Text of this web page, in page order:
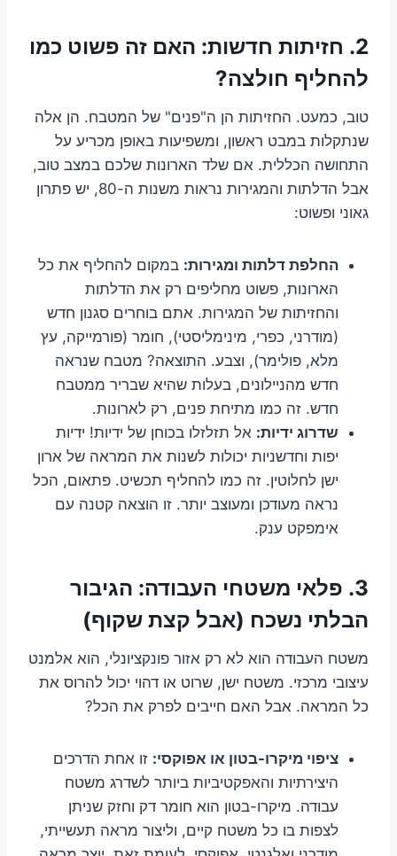
2. חזיתות חדשות: האם זה פשוט כמו
להחליף חולצה?
טוב, כמעט. החזיתות הן ה"פנים" של המטבח. הן אלה
שנתקלות במבט ראשון, ומשפיעות באופן מכריע על
התחושה הכללית. אם שלד הארונות שלכם במצב טוב,
אבל הדלתות והמגירות נראות משנות ה-80, יש פתרון
גאוני ופשוט:
החלפת דלתות ומגירות: במקום להחליף את כל
הארונות, פשוט מחליפים רק את הדלתות
והחזיתות של המגירות. אתם בוחרים סגנון חדש
(מודרני, כפרי, מינימליסטי), חומר (פורמייקה, עץ
מלא, פולימר), וצבע. התוצאה? מטבח שנראה
חדש מהניילונים, בעלות שהיא שבריר ממטבח
חדש. זה כמו מתיחת פנים, רק לארונות.
שדרוג ידיות: אל תזלזלו בכוחן של ידיות! ידיות
יפות וחדשניות יכולות לשנות את המראה של ארון
ישן לחלוטין. זה כמו להחליף תכשיט. פתאום, הכל
נראה מעודכן ומעוצב יותר. זו הוצאה קטנה עם
אימפקט ענק.
3. פלאי משטחי העבודה: הגיבור
הבלתי נשכח (אבל קצת שקוף)
משטח העבודה הוא לא רק אזור פונקציונלי, הוא אלמנט
עיצובי מרכזי. משטח ישן, שרוט או דהוי יכול להרוס את
כל המראה. אבל האם חייבים לפרק את הכל?
ציפוי מיקרו-בטון או אפוקסי: זו אחת הדרכים
היצירתיות והאפקטיביות ביותר לשדרג משטח
עבודה. מיקרו-בטון הוא חומר דק וחזק שניתן
לצפות בו כל משטח קיים, וליצור מראה תעשייתי,